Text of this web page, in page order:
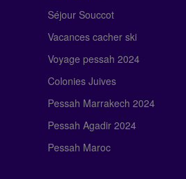
Séjour Souccot
Vacances cacher ski
Voyage pessah 2024
Colonies Juives
Pessah Marrakech 2024
Pessah Agadir 2024
Pessah Maroc